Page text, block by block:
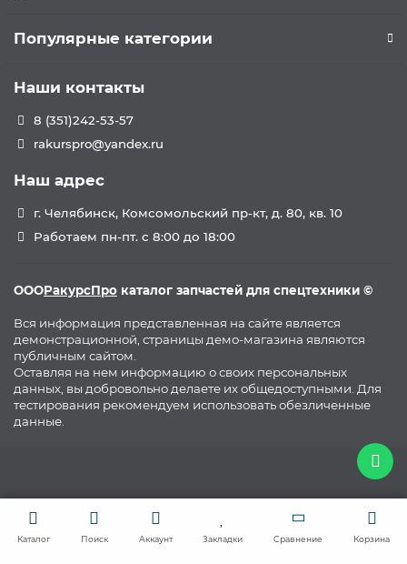
Популярные категории
Наши контакты
8 (351)242-53-57
rakurspro@yandex.ru
Наш адрес
г. Челябинск, Комсомольский пр-кт, д. 80, кв. 10
Работаем пн-пт. с 8:00 до 18:00
ОООРакурсПро каталог запчастей для спецтехники ©
Вся информация представленная на сайте является
демонстрационной, страницы демо-магазина являются
публичным сайтом.
Оставляя на нем информацию о своих персональных
данных, вы добровольно делаете их общедоступными. Для
тестирования рекомендуем использовать обезличенные
данные.
Каталог Поиск Аккаунт Закладки Сравнение Корзина